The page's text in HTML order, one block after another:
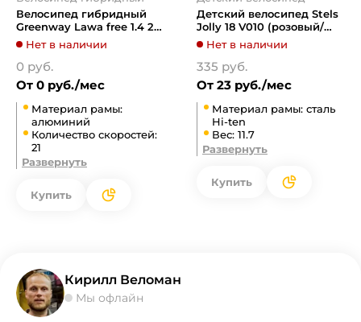
Велосипед гибридный
Greenway Lawa free 1.4 28"
(черно-красный)
Нет в наличии
0 руб.
От 0 руб./мес
Материал рамы:
алюминий
Количество скоростей:
21
Развернуть
Купить
Детский велосипед Stels
Jolly 18 V010 (розовый/
салатовый, 2019)
Нет в наличии
335 руб.
От 23 руб./мес
Материал рамы: сталь
Hi-ten
Вес: 11.7
Развернуть
Купить
Кирилл Веломан
Мы офлайн